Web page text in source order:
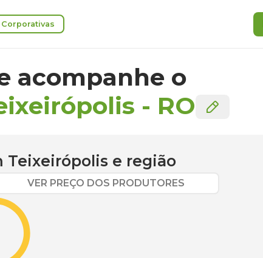
acompanhe o
- RO
Teixeirópolis e região
VER PREÇO DOS PRODUTORES